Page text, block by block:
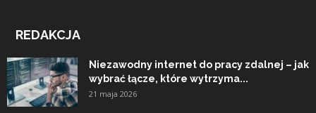
REDAKCJA
Niezawodny internet do pracy zdalnej – jak
wybrać łącze, które wytrzyma...
21 maja 2026